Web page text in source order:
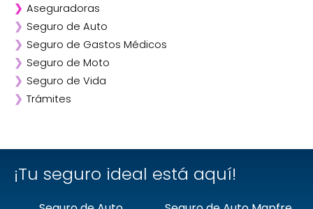
❯ Aseguradoras
❯ Afirme
❯ ANA
❯ AXA
❯ Chubb
❯ GNP
❯ Seguro de Auto
❯ Seguro de Gastos Médicos
❯ Seguro de Moto
❯ Seguro de Vida
❯ Trámites
¡Tu seguro ideal está aquí!